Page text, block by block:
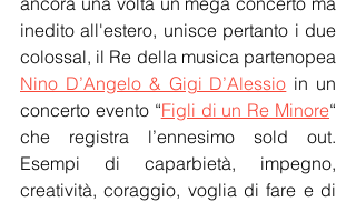
inedito all'estero, unisce pertanto i due
Nino D’Angelo & Gigi D’Alessio in un
concerto evento “Figli di un Re Minore“
che registra l’ennesimo sold out.
Esempi di caparbietà, impegno,
creatività, coraggio, voglia di fare e di